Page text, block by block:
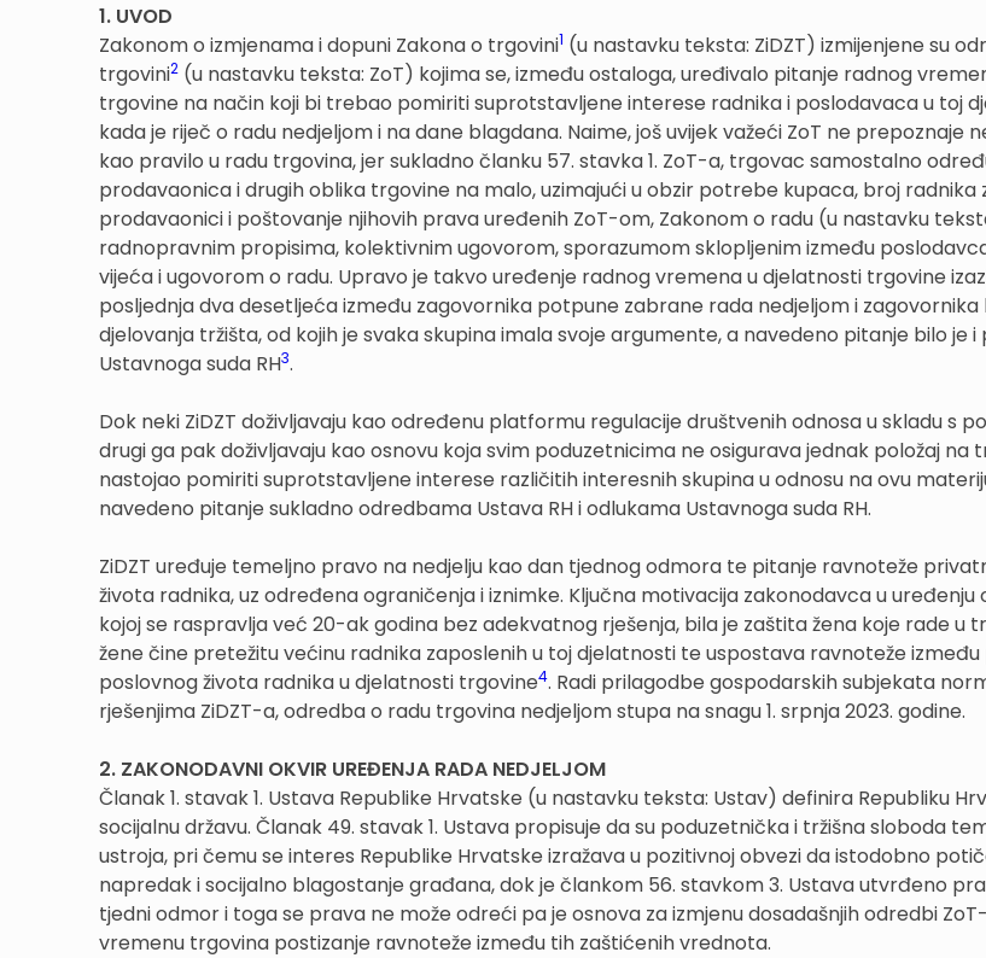
1. UVOD
Zakonom o izmjenama i dopuni Zakona o trgovini1 (u nastavku teksta: ZiDZT) izmijenjene su
trgovini2 (u nastavku teksta: ZoT) kojima se, između ostaloga, uređivalo pitanje radnog
trgovine na način koji bi trebao pomiriti suprotstavljene interese radnika i poslodavaca u toj
kada je riječ o radu nedjeljom i na dane blagdana. Naime, još uvijek važeći ZoT ne prepoznaje
kao pravilo u radu trgovina, jer sukladno članku 57. stavka 1. ZoT-a, trgovac samostalno
prodavaonica i drugih oblika trgovine na malo, uzimajući u obzir potrebe kupaca, broj radnika
prodavaonici i poštovanje njihovih prava uređenih ZoT-om, Zakonom o radu (u nastavku
radnopravnim propisima, kolektivnim ugovorom, sporazumom sklopljenim između
vijeća i ugovorom o radu. Upravo je takvo uređenje radnog vremena u djelatnosti trgovine
posljednja dva desetljeća između zagovornika potpune zabrane rada nedjeljom i zagovornika
djelovanja tržišta, od kojih je svaka skupina imala svoje argumente, a navedeno pitanje bilo je
Ustavnoga suda RH3.
Dok neki ZiDZT doživljavaju kao određenu platformu regulacije društvenih odnosa u skladu s
drugi ga pak doživljavaju kao osnovu koja svim poduzetnicima ne osigurava jednak položaj na
nastojao pomiriti suprotstavljene interese različitih interesnih skupina u odnosu na ovu
navedeno pitanje sukladno odredbama Ustava RH i odlukama Ustavnoga suda RH.
ZiDZT uređuje temeljno pravo na nedjelju kao dan tjednog odmora te pitanje ravnoteže
života radnika, uz određena ograničenja i iznimke. Ključna motivacija zakonodavca u uređenju
kojoj se raspravlja već 20-ak godina bez adekvatnog rješenja, bila je zaštita žena koje rade u
žene čine pretežitu većinu radnika zaposlenih u toj djelatnosti te uspostava ravnoteže
poslovnog života radnika u djelatnosti trgovine4. Radi prilagodbe gospodarskih subjekata
rješenjima ZiDZT-a, odredba o radu trgovina nedjeljom stupa na snagu 1. srpnja 2023. godine.
2. ZAKONODAVNI OKVIR UREĐENJA RADA NEDJELJOM
Članak 1. stavak 1. Ustava Republike Hrvatske (u nastavku teksta: Ustav) definira Republiku
socijalnu državu. Članak 49. stavak 1. Ustava propisuje da su poduzetnička i tržišna sloboda
ustroja, pri čemu se interes Republike Hrvatske izražava u pozitivnoj obvezi da istodobno
napredak i socijalno blagostanje građana, dok je člankom 56. stavkom 3. Ustava utvrđeno
tjedni odmor i toga se prava ne može odreći pa je osnova za izmjenu dosadašnjih odredbi
vremenu trgovina postizanje ravnoteže između tih zaštićenih vrednota.